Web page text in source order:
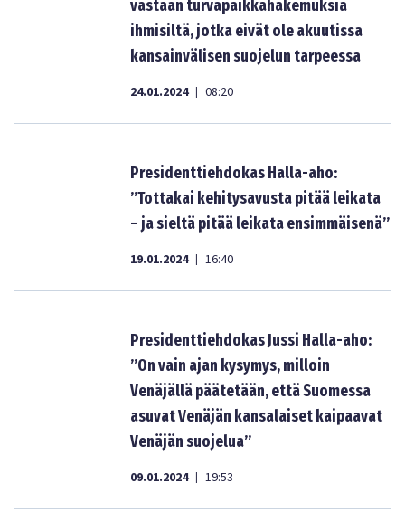
vastaan turvapaikkahakemuksia
ihmisiltä, jotka eivät ole akuutissa
kansainvälisen suojelun tarpeessa
24.01.2024 | 08:20
Presidenttiehdokas Halla-aho:
”Tottakai kehitysavusta pitää leikata
– ja sieltä pitää leikata ensimmäisenä”
19.01.2024 | 16:40
Presidenttiehdokas Jussi Halla-aho:
”On vain ajan kysymys, milloin
Venäjällä päätetään, että Suomessa
asuvat Venäjän kansalaiset kaipaavat
Venäjän suojelua”
09.01.2024 | 19:53